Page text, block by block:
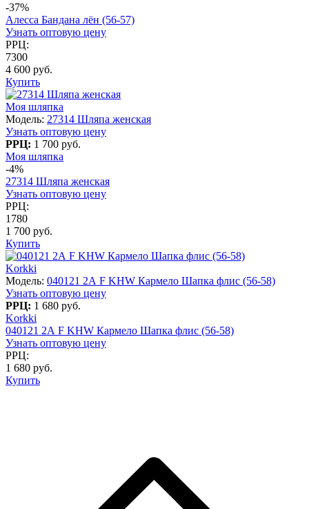
-37%
Алесса Бандана лён (56-57)
Узнать оптовую цену
РРЦ:
7300
4 600 руб.
Купить
Моя шляпка
Модель: 27314 Шляпа женская
Узнать оптовую цену
РРЦ: 1 700 руб.
Моя шляпка
-4%
27314 Шляпа женская
Узнать оптовую цену
РРЦ:
1780
1 700 руб.
Купить
Korkki
Модель: 040121 2А F KHW Кармело Шапка флис (56-58)
Узнать оптовую цену
РРЦ: 1 680 руб.
Korkki
040121 2А F KHW Кармело Шапка флис (56-58)
Узнать оптовую цену
РРЦ:
1 680 руб.
Купить